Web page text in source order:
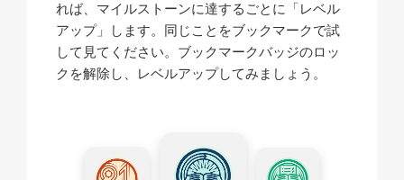
れば、マイルストーンに達するごとに「レベル
アップ」します。同じことをブックマークで試
して見てください。ブックマークバッジのロッ
クを解除し、レベルアップしてみましょう。